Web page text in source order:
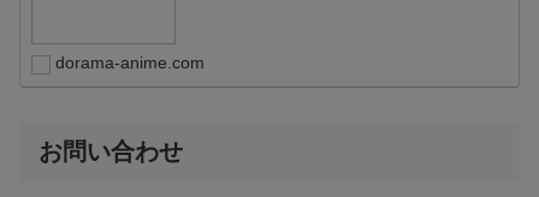
dorama-anime.com
お問い合わせ